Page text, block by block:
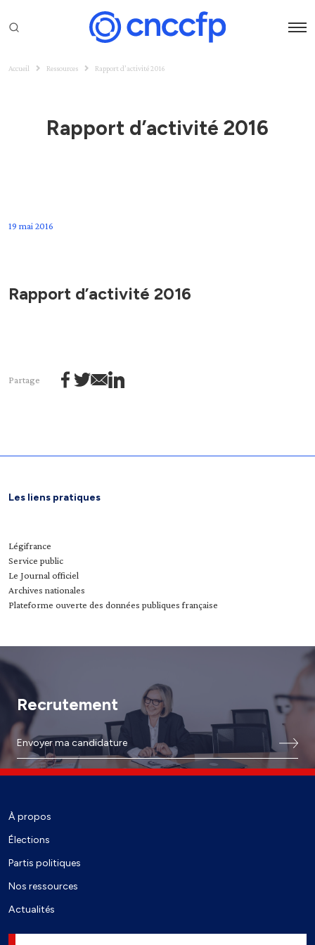
Accueil Ressources Rapport d’activité 2016
Rapport d’activité 2016
19 mai 2016
Rapport d’activité 2016
Partage
Les liens pratiques
Légifrance
Service public
Le Journal officiel
Archives nationales
Plateforme ouverte des données publiques française
Recrutement
Envoyer ma candidature
À propos
Élections
Partis politiques
Nos ressources
Actualités